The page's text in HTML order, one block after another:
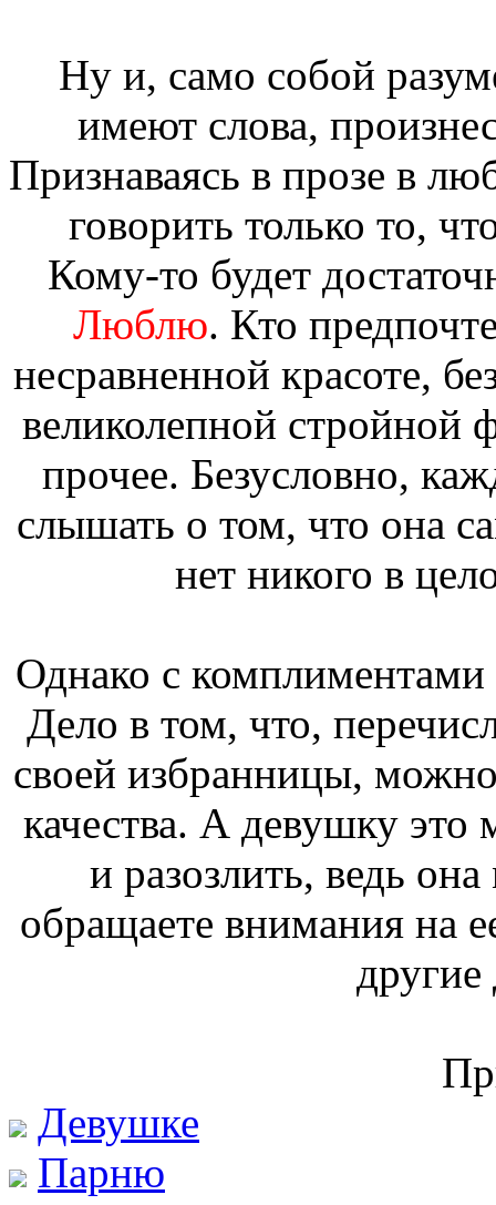
Ну и, само собой
имеют слова,
Признаваясь в прозе в
говорить только то,
Кому-то будет
Люблю. Кто
несравненной красоте,
великолепной стройной
прочее. Безусловно,
слышать о том, что она
нет никого в
Однако с
Дело в том, что,
своей избранницы,
качества. А девушку это
и разозлить, ведь
обращаете внимания на
другие
Девушке
Парню